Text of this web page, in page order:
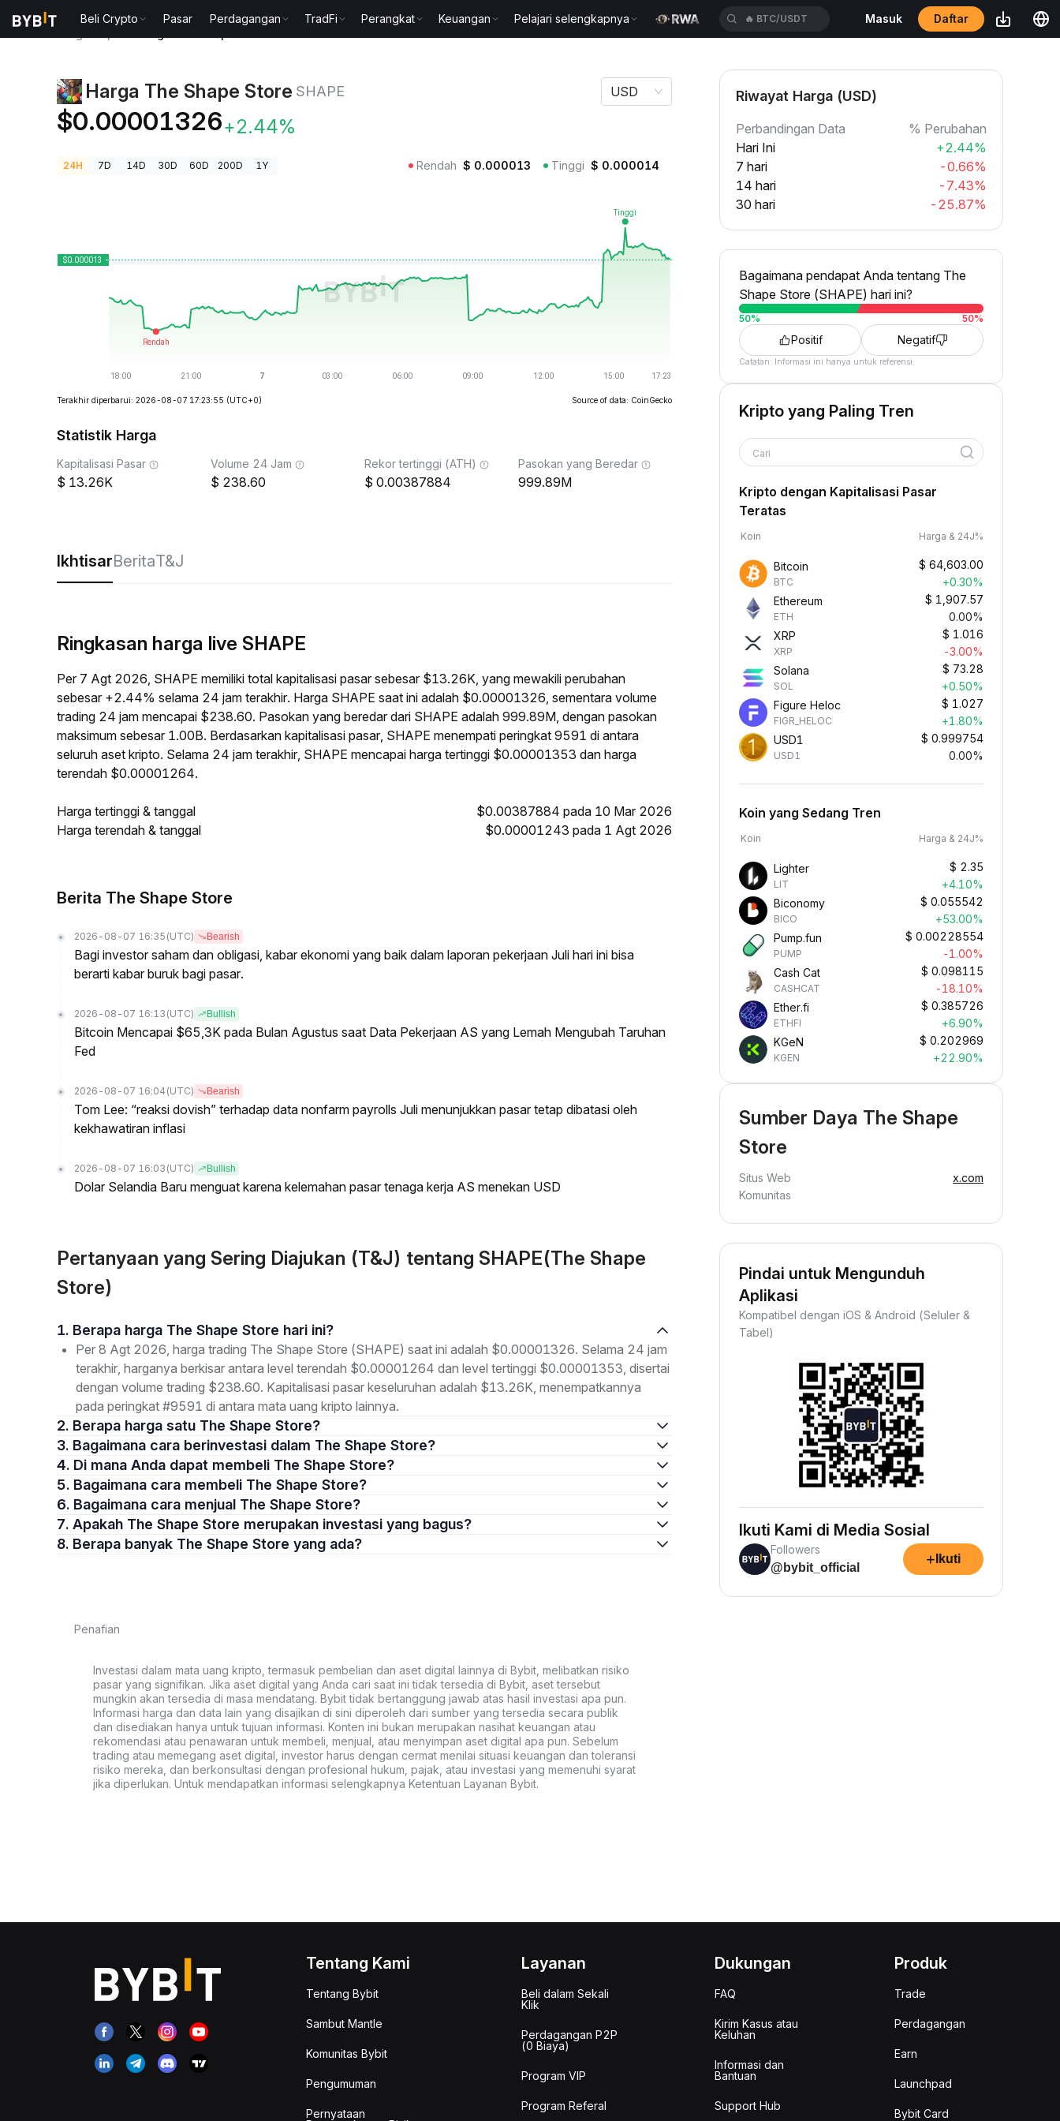
Beli Crypto Pasar Perdagangan TradFi Perangkat Keuangan Pelajari selengkapnya 🔥 BTC/USDT Masuk Daftar
Harga The Shape Store SHAPE
$0.00001326+2.44%
USD
24H 7D 14D 30D 60D 200D 1Y Rendah $ 0.000013 Tinggi $ 0.000014
Terakhir diperbarui: 2026-08-07 17:23:55 (UTC+0) Source of data: CoinGecko
Statistik Harga
Kapitalisasi Pasar
13.26K
Volume 24 Jam
238.60
Rekor tertinggi (ATH)
0.00387884
Pasokan yang Beredar
999.89M
IkhtisarBeritaT&J
Ringkasan harga live SHAPE
Per 7 Agt 2026, SHAPE memiliki total kapitalisasi pasar sebesar $13.26K, yang mewakili perubahan
sebesar +2.44% selama 24 jam terakhir. Harga SHAPE saat ini adalah $0.00001326, sementara volume
trading 24 jam mencapai $238.60. Pasokan yang beredar dari SHAPE adalah 999.89M, dengan pasokan
maksimum sebesar 1.00B. Berdasarkan kapitalisasi pasar, SHAPE menempati peringkat 9591 di antara
seluruh aset kripto. Selama 24 jam terakhir, SHAPE mencapai harga tertinggi $0.00001353 dan harga
terendah $0.00001264.
Harga tertinggi & tanggal
$0.00387884 pada 10 Mar 2026
Harga terendah & tanggal
$0.00001243 pada 1 Agt 2026
Berita The Shape Store
2026-08-07 16:35 (UTC) Bearish
Bagi investor saham dan obligasi, kabar ekonomi yang baik dalam laporan pekerjaan Juli hari ini bisa
berarti kabar buruk bagi pasar.
2026-08-07 16:13 (UTC) Bullish
Bitcoin Mencapai $65,3K pada Bulan Agustus saat Data Pekerjaan AS yang Lemah Mengubah Taruhan
Fed
2026-08-07 16:04 (UTC) Bearish
Tom Lee: “reaksi dovish” terhadap data nonfarm payrolls Juli menunjukkan pasar tetap dibatasi oleh
kekhawatiran inflasi
2026-08-07 16:03 (UTC) Bullish
Dolar Selandia Baru menguat karena kelemahan pasar tenaga kerja AS menekan USD
Pertanyaan yang Sering Diajukan (T&J) tentang SHAPE(The Shape
Store)
1. Berapa harga The Shape Store hari ini?
Per 8 Agt 2026, harga trading The Shape Store (SHAPE) saat ini adalah $0.00001326. Selama 24 jam
terakhir, harganya berkisar antara level terendah $0.00001264 dan level tertinggi $0.00001353, disertai
dengan volume trading $238.60. Kapitalisasi pasar keseluruhan adalah $13.26K, menempatkannya
pada peringkat #9591 di antara mata uang kripto lainnya.
2. Berapa harga satu The Shape Store?
3. Bagaimana cara berinvestasi dalam The Shape Store?
4. Di mana Anda dapat membeli The Shape Store?
5. Bagaimana cara membeli The Shape Store?
6. Bagaimana cara menjual The Shape Store?
7. Apakah The Shape Store merupakan investasi yang bagus?
8. Berapa banyak The Shape Store yang ada?
Penafian
Investasi dalam mata uang kripto, termasuk pembelian dan aset digital lainnya di Bybit, melibatkan risiko
pasar yang signifikan. Jika aset digital yang Anda cari saat ini tidak tersedia di Bybit, aset tersebut
mungkin akan tersedia di masa mendatang. Bybit tidak bertanggung jawab atas hasil investasi apa pun.
Informasi harga dan data lain yang disajikan di sini diperoleh dari sumber yang tersedia secara publik
dan disediakan hanya untuk tujuan informasi. Konten ini bukan merupakan nasihat keuangan atau
rekomendasi atau penawaran untuk membeli, menjual, atau menyimpan aset digital apa pun. Sebelum
trading atau memegang aset digital, investor harus dengan cermat menilai situasi keuangan dan toleransi
risiko mereka, dan berkonsultasi dengan profesional hukum, pajak, atau investasi yang memenuhi syarat
jika diperlukan. Untuk mendapatkan informasi selengkapnya Ketentuan Layanan Bybit.
Riwayat Harga (USD)
Perbandingan Data
% Perubahan
Hari Ini
+2.44%
7 hari
-0.66%
14 hari
-7.43%
30 hari
-25.87%
Bagaimana pendapat Anda tentang The
Shape Store (SHAPE) hari ini?
50% 50%
Positif Negatif
Catatan: Informasi ini hanya untuk referensi.
Kripto yang Paling Tren
Cari
Kripto dengan Kapitalisasi Pasar
Teratas
Koin Harga & 24J%
Bitcoin
BTC
$ 64,603.00
+0.30%
Ethereum
ETH
$ 1,907.57
0.00%
XRP
XRP
$ 1.016
-3.00%
Solana
SOL
$ 73.28
+0.50%
Figure Heloc
FIGR_HELOC
$ 1.027
+1.80%
USD1
USD1
$ 0.999754
0.00%
Koin yang Sedang Tren
Koin Harga & 24J%
Lighter
LIT
$ 2.35
+4.10%
Biconomy
BICO
$ 0.055542
+53.00%
Pump.fun
PUMP
$ 0.00228554
-1.00%
Cash Cat
CASHCAT
$ 0.098115
-18.10%
Ether.fi
ETHFI
$ 0.385726
+6.90%
KGeN
KGEN
$ 0.202969
+22.90%
Sumber Daya The Shape
Store
Situs Web
x.com
Komunitas
Pindai untuk Mengunduh
Aplikasi
Kompatibel dengan iOS & Android (Seluler &
Tabel)
Ikuti Kami di Media Sosial
Followers
@bybit_official
+ Ikuti
Tentang Kami
Tentang Bybit
Sambut Mantle
Komunitas Bybit
Pengumuman
Pernyataan
Layanan
Beli dalam Sekali
Klik
Perdagangan P2P
(0 Biaya)
Program VIP
Program Referal
Dukungan
FAQ
Kirim Kasus atau
Keluhan
Informasi dan
Bantuan
Support Hub
Produk
Trade
Perdagangan
Earn
Launchpad
Bybit Card